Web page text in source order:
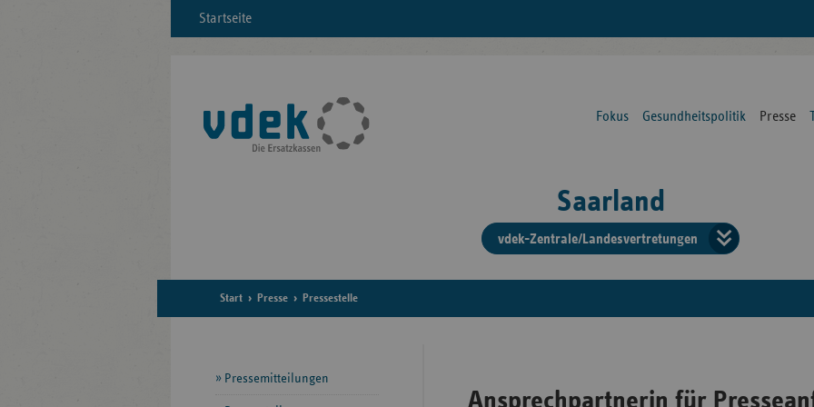
Startseite
Fokus Gesundheitspolitik Presse
Saarland
vdek-Zentrale/Landesvertretungen
der
Start Presse Pressestelle
Ansprechpartnerin für
Seitennavigation
Pressemitteilungen